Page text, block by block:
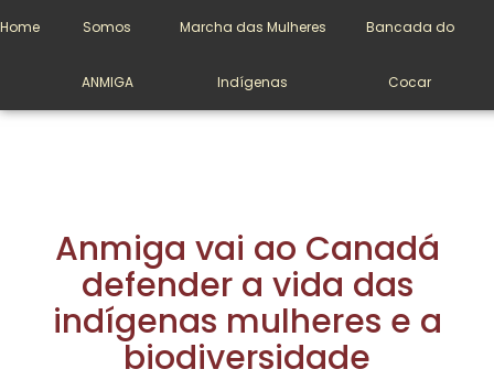
Home Somos
ANMIGA
Marcha das Mulheres
Indígenas
Bancada do
Cocar
Anmiga vai ao Canadá
defender a vida das
indígenas mulheres e a
biodiversidade